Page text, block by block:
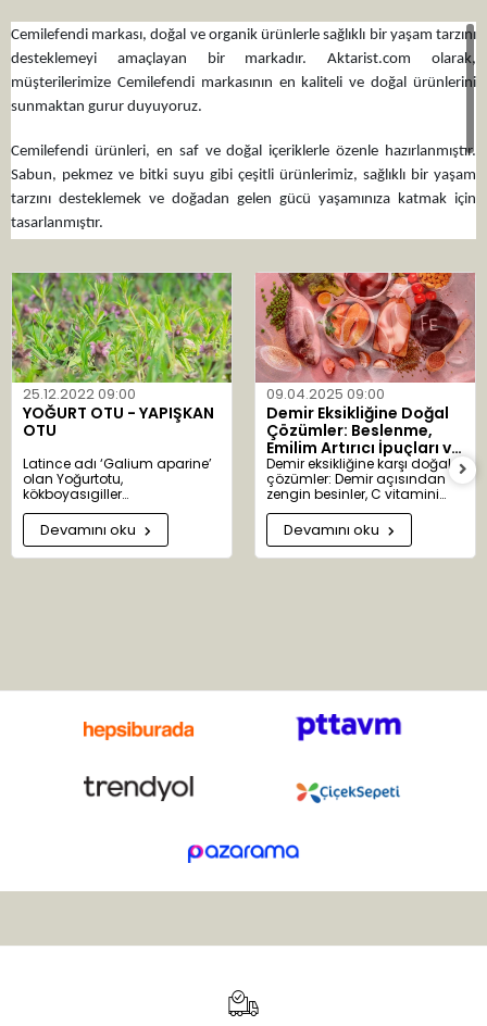
Cemilefendi markası, doğal ve organik ürünlerle sağlıklı bir yaşam tarzını
desteklemeyi amaçlayan bir markadır. Aktarist.com olarak,
müşterilerimize Cemilefendi markasının en kaliteli ve doğal ürünlerini
sunmaktan gurur duyuyoruz.
Cemilefendi ürünleri, en saf ve doğal içeriklerle özenle hazırlanmıştır.
Sabun, pekmez ve bitki suyu gibi çeşitli ürünlerimiz, sağlıklı bir yaşam
tarzını desteklemek ve doğadan gelen gücü yaşamınıza katmak için
tasarlanmıştır.
Aktarist.com üzerinden Cemilefendi markalı ürünleri satın alarak, sağlıklı
ve doğal bir yaşam tarzını benimseyebilirsiniz. Sağlıklı ve organik
ürünlerimizle günlük yaşamınızı destekleyin ve doğal güzelliklerin tadını
çıkarın. Aktarist.com, Cemilefendi markasının en güvenilir ve yetkili
satıcısıdır.
25.12.2022 09:00
YOĞURT OTU - YAPIŞKAN
OTU
Latince adı ‘Galium aparine’
olan Yoğurtotu,
kökboyasıgiller
familyasındandır. ‘Galium’
kelimesi ‘gala’ kelimesinden
türemiştir. Süt anlamına gelir.
Yoğurtotu eskiden peynir
çiçekleri salkım şeklinde,
Devamını oku
09.04.2025 09:00
Demir Eksikliğine Doğal
Çözümler: Beslenme,
Emilim Artırıcı İpuçları ve
Bitkisel Destekler
Demir eksikliğine karşı doğal
çözümler: Demir açısından
zengin besinler, C vitamini
takviyesi ve bitkisel desteklerle
sağlıklı kan üretimi.
Devamını oku